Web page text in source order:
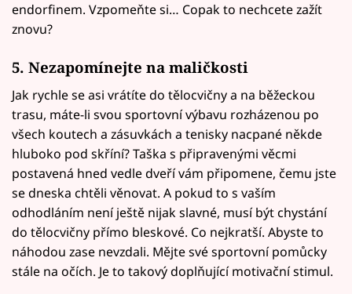
endorfinem. Vzpomeňte si… Copak to nechcete zažít
znovu?
5. Nezapomínejte na maličkosti
Jak rychle se asi vrátíte do tělocvičny a na běžeckou
trasu, máte-li svou sportovní výbavu rozházenou po
všech koutech a zásuvkách a tenisky nacpané někde
hluboko pod skříní? Taška s připravenými věcmi
postavená hned vedle dveří vám připomene, čemu jste
se dneska chtěli věnovat. A pokud to s vaším
odhodláním není ještě nijak slavné, musí být chystání
do tělocvičny přímo bleskové. Co nejkratší. Abyste to
náhodou zase nevzdali. Mějte své sportovní pomůcky
stále na očích. Je to takový doplňující motivační stimul.